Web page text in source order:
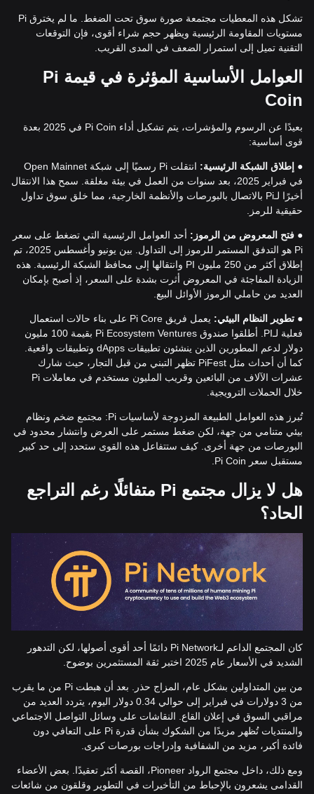
تشكل هذه المعطيات مجتمعة صورة سوق تحت الضغط. ما لم يخترق Pi
مستويات المقاومة الرئيسية ويظهر حجم شراء أقوى، فإن التوقعات
التقنية تميل إلى استمرار الضعف في المدى القريب.
العوامل الأساسية المؤثرة في قيمة Pi
Coin
بعيدًا عن الرسوم والمؤشرات، يتم تشكيل أداء Pi Coin في 2025 بعدة
قوى أساسية:
● إطلاق الشبكة الرئيسية:
انتقلت Pi رسميًا إلى شبكة Open Mainnet
في فبراير 2025، بعد سنوات من العمل في بيئة مغلقة. سمح هذا الانتقال
أخيرًا لـPi بالاتصال بالبورصات والأنظمة الخارجية، مما خلق سوق تداول
حقيقية للرمز.
● فتح المعروض من الرموز: أحد العوامل الرئيسية التي تضغط على سعر
Pi هو التدفق المستمر للرموز إلى التداول. بين يونيو وأغسطس 2025، تم
إطلاق أكثر من 250 مليون PI وانتقالها إلى محافظ الشبكة الرئيسية. هذه
الزيادة المفاجئة في المعروض أثرت بشدة على السعر، إذ أصبح بإمكان
العديد من حاملي الرموز الأوائل البيع.
● تطوير النظام البيئي:
يعمل فريق Pi Core على بناء حالات استعمال
فعلية لـPI. أطلقوا صندوق Pi Ecosystem Ventures بقيمة 100 مليون
دولار لدعم المطورين الذين ينشئون تطبيقات dApps وتطبيقات واقعية.
كما أن أحداث مثل PiFest تظهر التبني من قبل التجار، حيث شارك
عشرات الآلاف من البائعين وقريب المليون مستخدم في معاملات Pi
خلال الحملات الترويجية.
تُبرز هذه العوامل الطبيعة المزدوجة لأساسيات Pi: مجتمع ضخم ونظام
بيئي متنامي من جهة، لكن ضغط مستمر على العرض وانتشار محدود في
البورصات من جهة أخرى. كيف ستتفاعل هذه القوى ستحدد إلى حد كبير
مستقبل سعر Pi Coin.
هل لا يزال مجتمع Pi متفائلًا رغم التراجع
الحاد؟
كان المجتمع الداعم لـPi Network دائمًا أحد أقوى أصولها، لكن التدهور
الشديد في الأسعار عام 2025 اختبر ثقة المستثمرين بوضوح.
من بين المتداولين بشكل عام، المزاج حذر. بعد أن هبطت Pi من ما يقرب
من 3 دولارات في فبراير إلى حوالي 0.34 دولار اليوم، يتردد العديد من
مراقبي السوق في إعلان القاع. النقاشات على وسائل التواصل الاجتماعي
والمنتديات تُظهر مزيدًا من الشكوك بشأن قدرة Pi على التعافي دون
فائدة أكبر، مزيد من الشفافية وإدراجات بورصات كبرى.
ومع ذلك، داخل مجتمع الرواد Pioneer، القصة أكثر تعقيدًا. بعض الأعضاء
القدامى يشعرون بالإحباط من التأخيرات في التطوير وقلقون من شائعات